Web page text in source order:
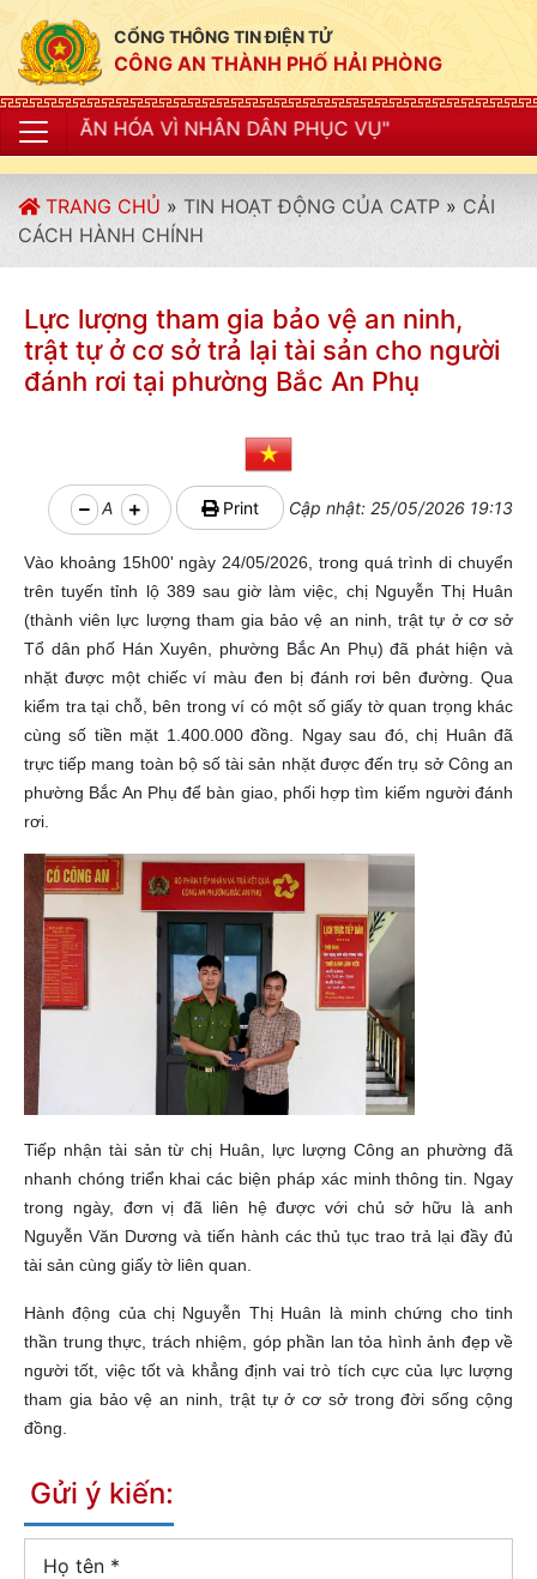
CỔNG THÔNG TIN ĐIỆN TỬ
CÔNG AN THÀNH PHỐ HẢI PHÒNG
NHÂN DÂN PHỤC VỤ"
TRANG CHỦ » TIN HOẠT ĐỘNG CỦA CATP » CẢI
CÁCH HÀNH CHÍNH
Lực lượng tham gia bảo vệ an ninh,
trật tự ở cơ sở trả lại tài sản cho người
đánh rơi tại phường Bắc An Phụ
A Print Cập nhật: 25/05/2026 19:13
Vào khoảng 15h00' ngày 24/05/2026, trong quá trình di chuyển
trên tuyến tỉnh lộ 389 sau giờ làm việc, chị Nguyễn Thị Huân
(thành viên lực lượng tham gia bảo vệ an ninh, trật tự ở cơ sở
Tổ dân phố Hán Xuyên, phường Bắc An Phụ) đã phát hiện và
nhặt được một chiếc ví màu đen bị đánh rơi bên đường. Qua
kiểm tra tại chỗ, bên trong ví có một số giấy tờ quan trọng khác
cùng số tiền mặt 1.400.000 đồng. Ngay sau đó, chị Huân đã
trực tiếp mang toàn bộ số tài sản nhặt được đến trụ sở Công an
phường Bắc An Phụ để bàn giao, phối hợp tìm kiếm người đánh
rơi.
Tiếp nhận tài sản từ chị Huân, lực lượng Công an phường đã
nhanh chóng triển khai các biện pháp xác minh thông tin. Ngay
trong ngày, đơn vị đã liên hệ được với chủ sở hữu là anh
Nguyễn Văn Dương và tiến hành các thủ tục trao trả lại đầy đủ
tài sản cùng giấy tờ liên quan.
Hành động của chị Nguyễn Thị Huân là minh chứng cho tinh
thần trung thực, trách nhiệm, góp phần lan tỏa hình ảnh đẹp về
người tốt, việc tốt và khẳng định vai trò tích cực của lực lượng
tham gia bảo vệ an ninh, trật tự ở cơ sở trong đời sống cộng
đồng.
Gửi ý kiến:
Họ tên *